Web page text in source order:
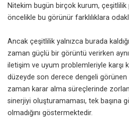
Nitekim bugün birçok kurum, çeşitlilik
öncelikle bu görünür farklılıklara
Ancak çeşitlilik yalnızca burada
zaman güçlü bir görüntü verirken
iletişim ve uyum problemleriyle karşı
düzeyde son derece dengeli
zaman karar alma süreçlerinde
sinerjiyi oluşturamaması, tek başına
olmadığını göstermektedir.